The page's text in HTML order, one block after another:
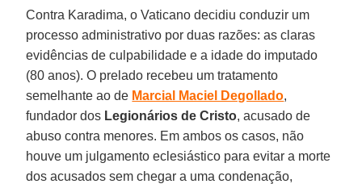
Contra Karadima, o Vaticano decidiu conduzir um
processo administrativo por duas razões: as claras
evidências de culpabilidade e a idade do imputado
(80 anos). O prelado recebeu um tratamento
semelhante ao de Marcial Maciel Degollado,
fundador dos Legionários de Cristo, acusado de
abuso contra menores. Em ambos os casos, não
houve um julgamento eclesiástico para evitar a morte
dos acusados sem chegar a uma condenação,